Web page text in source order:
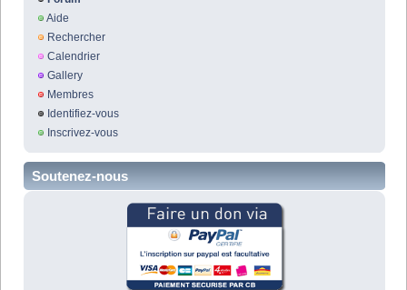
Aide
Rechercher
Calendrier
Gallery
Membres
Identifiez-vous
Inscrivez-vous
Soutenez-nous